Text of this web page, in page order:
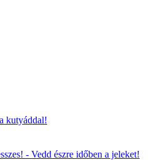
kutyáddal!
- Vedd észre időben a jeleket!